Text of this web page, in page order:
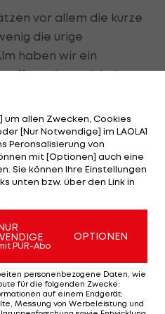
vor allem die kurze
die urige
haben wir ein
wie es sich der
gepasst", erklärte Fortuna
Frymuth die Wahl
Österreicher Robert
und Mainz
weitere
zu sehen sein.
(Marko Arnautovic
) nach Zell/Ziller,
um allen Zwecken, Cookies
[Nur Notwendige] im LAOLA1
Peronsalisierung von
mit [Optionen] auch eine
Sie können Ihre Einstellungen
unten bzw. über den Link in
PUR-Abo
OPTIONEN
personenbezogene Daten, wie
für die folgenden Zwecke:
auf einem Endgerät;
Messung von Werbeleistung und